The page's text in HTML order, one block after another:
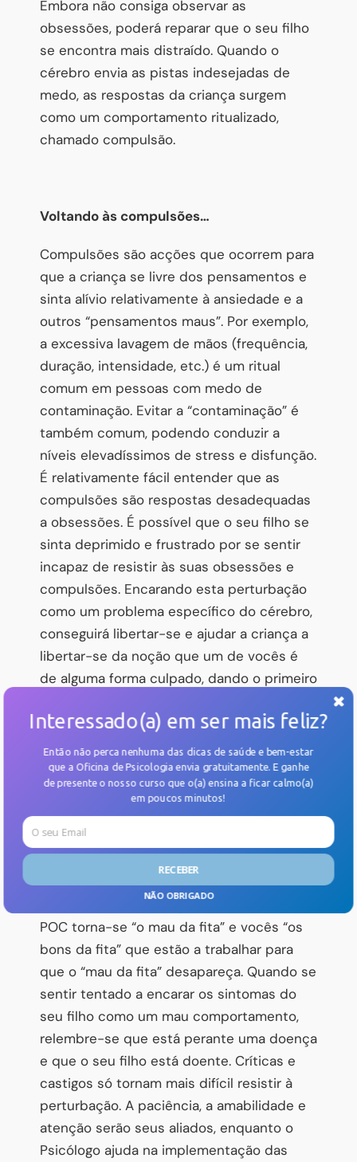
Embora não consiga observar as
obsessões, poderá reparar que o seu filho
se encontra mais distraído. Quando o
cérebro envia as pistas indesejadas de
medo, as respostas da criança surgem
como um comportamento ritualizado,
chamado compulsão.
Voltando às compulsões…
Compulsões são acções que ocorrem para
que a criança se livre dos pensamentos e
sinta alívio relativamente à ansiedade e a
outros “pensamentos maus”. Por exemplo,
a excessiva lavagem de mãos (frequência,
duração, intensidade, etc.) é um ritual
comum em pessoas com medo de
contaminação. Evitar a “contaminação” é
também comum, podendo conduzir a
níveis elevadíssimos de stress e disfunção.
É relativamente fácil entender que as
compulsões são respostas desadequadas
a obsessões. É possível que o seu filho se
sinta deprimido e frustrado por se sentir
incapaz de resistir às suas obsessões e
compulsões. Encarando esta perturbação
como um problema específico do cérebro,
conseguirá libertar-se e ajudar a criança a
libertar-se da noção que um de vocês é
de alguma forma culpado, dando o primeiro
Mas afinal, onde está o problema?
O problema é a perturbação, não a criança.
Reforce esta ideia dando uma alcunha à
habitualmente chamam POC (abreviatura
do nome da perturbação). Desta forma, a
POC torna-se “o mau da fita” e vocês “os
bons da fita” que estão a trabalhar para
que o “mau da fita” desapareça. Quando se
sentir tentado a encarar os sintomas do
seu filho como um mau comportamento,
relembre-se que está perante uma doença
e que o seu filho está doente. Críticas e
castigos só tornam mais difícil resistir à
perturbação. A paciência, a amabilidade e
atenção serão seus aliados, enquanto o
Psicólogo ajuda na implementação das
RECEBER
Interessado(a) em ser mais feliz?
Então não perca nenhuma das dicas de saúde e bem-estar
que a Oficina de Psicologia envia gratuitamente. E ganhe
de presente o nosso curso que o(a) ensina a ficar calmo(a)
em poucos minutos!
NÃO OBRIGADO
POWERED BY